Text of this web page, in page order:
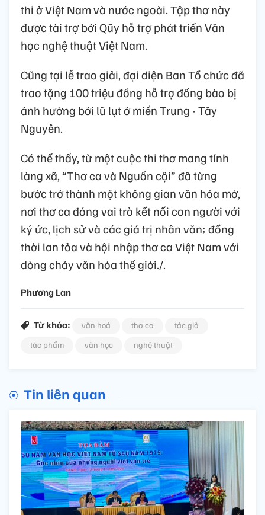
thi ở Việt Nam và nước ngoài. Tập thơ này
được tài trợ bởi Qũy hỗ trợ phát triển Văn
học nghệ thuật Việt Nam.
Cũng tại lễ trao giải, đại diện Ban Tổ chức đã
trao tặng 100 triệu đồng hỗ trợ đồng bào bị
ảnh hưởng bởi lũ lụt ở miền Trung - Tây
Nguyên.
Có thể thấy, từ một cuộc thi thơ mang tính
làng xã, “Thơ ca và Nguồn cội” đã từng
bước trở thành một không gian văn hóa mở,
nơi thơ ca đóng vai trò kết nối con người với
ký ức, lịch sử và các giá trị nhân văn; đồng
thời lan tỏa và hội nhập thơ ca Việt Nam với
dòng chảy văn hóa thế giới./.
Phương Lan
Từ khóa: văn hoá thơ ca
tác giả
tác phẩm
văn học nghệ thuật
Tin liên quan